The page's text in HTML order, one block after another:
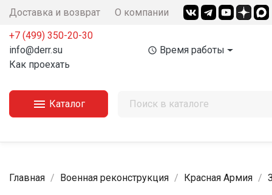
Доставка и возврат О компании
+7 (499) 350-20-30
info@derr.su
Как проехать
access_time Время работы
 Каталог
Главная Военная реконструкция Красная Армия